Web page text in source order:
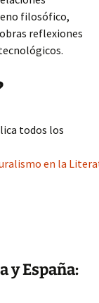
filosófico,
reflexiones
todos los
en la
y España: